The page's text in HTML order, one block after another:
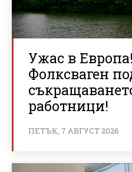
Ужас в
Фолксваген
работници!
ПЕТЪК, 7 АВГУСТ 2026